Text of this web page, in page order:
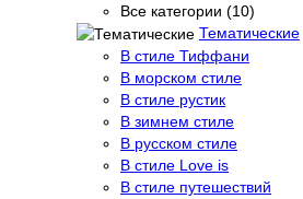
Все категории (10)
Тематические
В стиле Тиффани
В морском стиле
В стиле рустик
В зимнем стиле
В русском стиле
В стиле Love is
В стиле путешествий